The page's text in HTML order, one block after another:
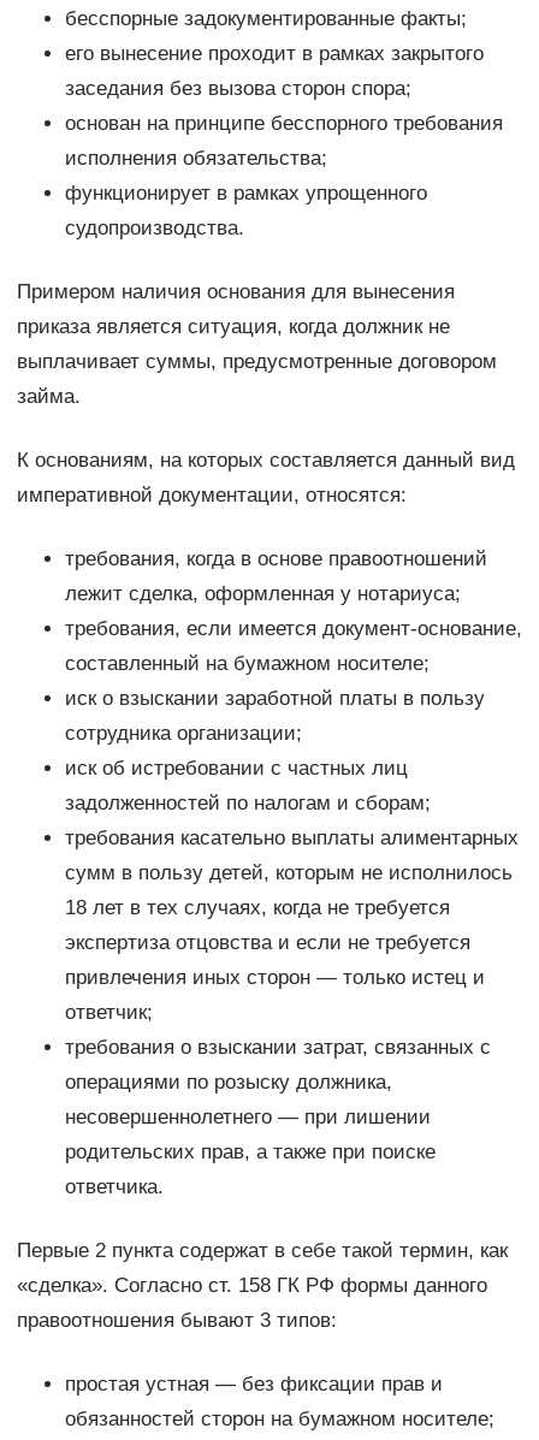
бесспорные задокументированные факты;
его вынесение проходит в рамках закрытого
заседания без вызова сторон спора;
основан на принципе бесспорного требования
исполнения обязательства;
функционирует в рамках упрощенного
судопроизводства.
Примером наличия основания для вынесения
приказа является ситуация, когда должник не
выплачивает суммы, предусмотренные договором
займа.
К основаниям, на которых составляется данный вид
императивной документации, относятся:
требования, когда в основе правоотношений
лежит сделка, оформленная у нотариуса;
требования, если имеется документ-основание,
составленный на бумажном носителе;
иск о взыскании заработной платы в пользу
сотрудника организации;
иск об истребовании с частных лиц
задолженностей по налогам и сборам;
требования касательно выплаты алиментарных
сумм в пользу детей, которым не исполнилось
18 лет в тех случаях, когда не требуется
экспертиза отцовства и если не требуется
привлечения иных сторон — только истец и
ответчик;
требования о взыскании затрат, связанных с
операциями по розыску должника,
несовершеннолетнего — при лишении
родительских прав, а также при поиске
ответчика.
Первые 2 пункта содержат в себе такой термин, как
«сделка». Согласно ст. 158 ГК РФ формы данного
правоотношения бывают 3 типов:
простая устная — без фиксации прав и
обязанностей сторон на бумажном носителе;